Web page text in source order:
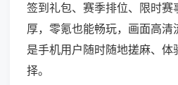
签到礼包、赛季排位、限时赛
厚，零氪也能畅玩，画面高清
是手机用户随时随地搓麻、体
择。